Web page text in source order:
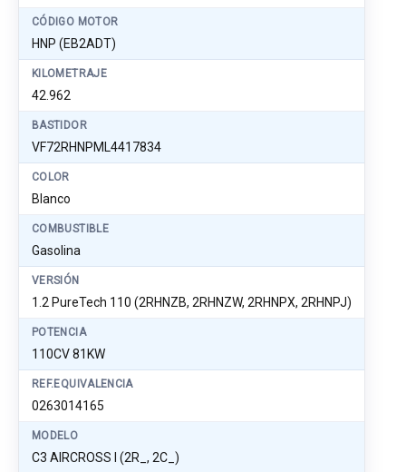
CÓDIGO MOTOR
HNP (EB2ADT)
KILOMETRAJE
42.962
BASTIDOR
VF72RHNPML4417834
COLOR
Blanco
COMBUSTIBLE
Gasolina
VERSIÓN
1.2 PureTech 110 (2RHNZB, 2RHNZW, 2RHNPX, 2RHNPJ)
POTENCIA
110CV 81KW
REF.EQUIVALENCIA
0263014165
MODELO
C3 AIRCROSS I (2R_, 2C_)